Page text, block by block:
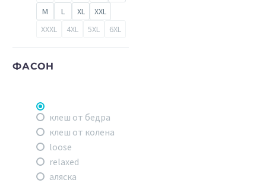
M
L XL
XXL
XXXL
4XL 5XL 6XL
ФАСОН
клеш от бедра
клеш от колена
loose
relaxed
аляска